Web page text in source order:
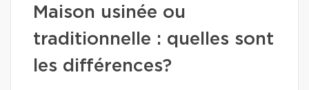
Maison usinée ou
traditionnelle : quelles sont
les différences?